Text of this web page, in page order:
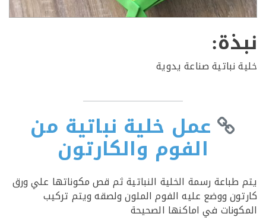
نباتية صناعة يدوية
عمل خلية نباتية من
الفوم والكارتون
رسمة الخلية النباتية ثم قص مكوناتها علي ورق
ووضع عليه الفوم الملون ولصقه ويتم تركيب
في اماكنها الصحيحة